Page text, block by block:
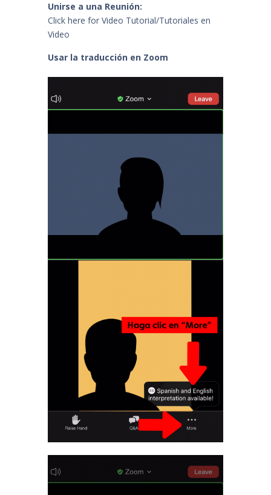
Unirse a una Reunión:
Click here for Video Tutorial/Tutoriales en
Video
Usar la traducción en Zoom